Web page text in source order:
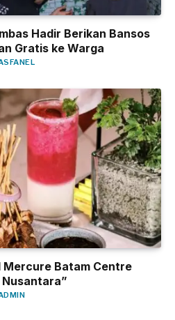
Hadir Berikan Bansos
Gratis ke Warga
Mercure Batam Centre